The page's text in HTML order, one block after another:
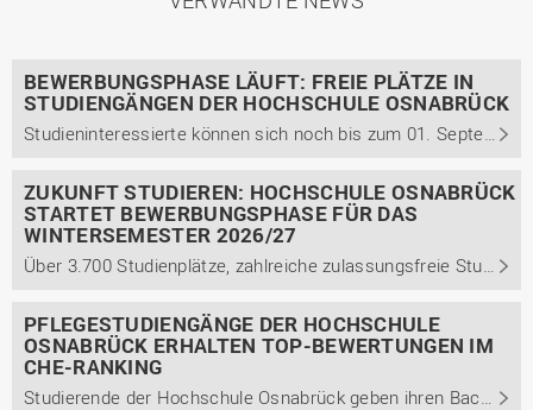
BEWERBUNGSPHASE LÄUFT: FREIE PLÄTZE IN
STUDIENGÄNGEN DER HOCHSCHULE OSNABRÜCK
Studieninteressierte können sich noch bis zum 01. September für Bachelor- und Masterstudiengänge in Osnabrück und Lingen bewerben. Für ausgewählte zulassungsbeschränkte Studiengänge wurde die Frist verlängert.
ZUKUNFT STUDIEREN: HOCHSCHULE OSNABRÜCK
STARTET BEWERBUNGSPHASE FÜR DAS
WINTERSEMESTER 2026/27
Über 3.700 Studienplätze, zahlreiche zulassungsfreie Studiengänge und neue MINT-Angebote mit Orientierungsphase bieten vielfältige Chancen für Studieninteressierte.
PFLEGESTUDIENGÄNGE DER HOCHSCHULE
OSNABRÜCK ERHALTEN TOP-BEWERTUNGEN IM
CHE-RANKING
Studierende der Hochschule Osnabrück geben ihren Bachelorstudiengängen im Bereich Pflege Bestnoten und bewerten sie über dem Bundesdurchschnitt.